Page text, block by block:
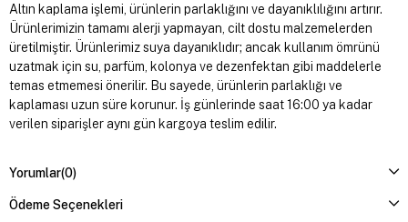
Altın kaplama işlemi, ürünlerin parlaklığını ve dayanıklılığını artırır.
Ürünlerimizin tamamı alerji yapmayan, cilt dostu malzemelerden
üretilmiştir. Ürünlerimiz suya dayanıklıdır; ancak kullanım ömrünü
uzatmak için su, parfüm, kolonya ve dezenfektan gibi maddelerle
temas etmemesi önerilir. Bu sayede, ürünlerin parlaklığı ve
kaplaması uzun süre korunur. İş günlerinde saat 16:00 ya kadar
verilen siparişler aynı gün kargoya teslim edilir.
Yorumlar(0)
Ödeme Seçenekleri